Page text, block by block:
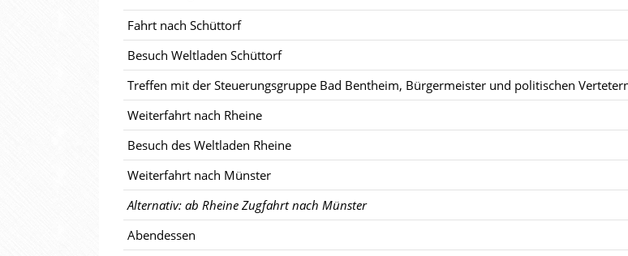
Fahrt nach Schüttorf
Besuch Weltladen Schüttorf
Treffen mit der Steuerungsgruppe Bad Bentheim, Bürgermeister und politischen
Weiterfahrt nach Rheine
Besuch des Weltladen Rheine
Weiterfahrt nach Münster
Alternativ: ab Rheine Zugfahrt nach Münster
Abendessen